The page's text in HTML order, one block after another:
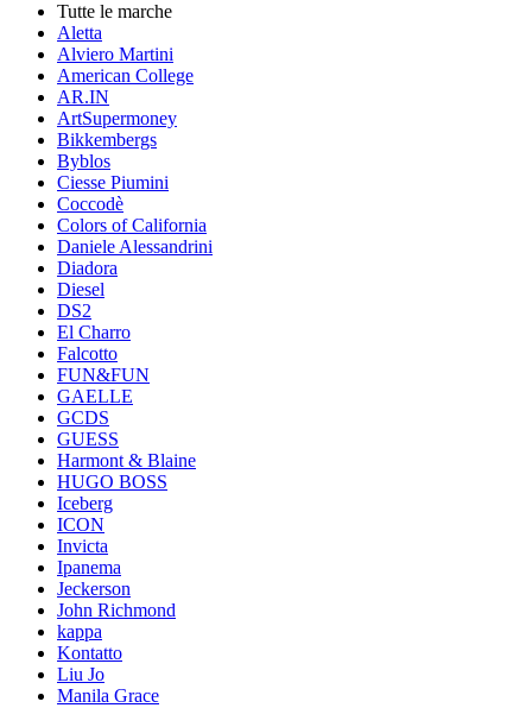
Tutte le marche
Aletta
Alviero Martini
American College
AR.IN
ArtSupermoney
Bikkembergs
Byblos
Ciesse Piumini
Coccodè
Colors of California
Daniele Alessandrini
Diadora
Diesel
DS2
El Charro
Falcotto
FUN&FUN
GAELLE
GCDS
GUESS
Harmont & Blaine
HUGO BOSS
Iceberg
ICON
Invicta
Ipanema
Jeckerson
John Richmond
kappa
Kontatto
Liu Jo
Manila Grace